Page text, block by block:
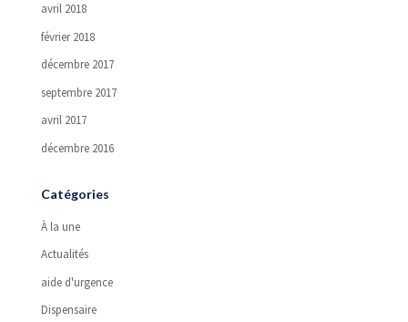
avril 2018
février 2018
décembre 2017
septembre 2017
avril 2017
décembre 2016
Catégories
À la une
Actualités
aide d'urgence
Dispensaire